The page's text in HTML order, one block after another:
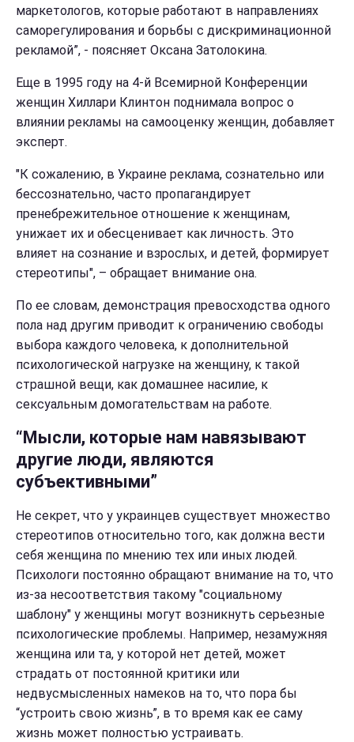
маркетологов, которые работают в направлениях
саморегулирования и борьбы с дискриминационной
рекламой”, - поясняет Оксана Затолокина.
Еще в 1995 году на 4-й Всемирной Конференции
женщин Хиллари Клинтон поднимала вопрос о
влиянии рекламы на самооценку женщин, добавляет
эксперт.
"К сожалению, в Украине реклама, сознательно или
бессознательно, часто пропагандирует
пренебрежительное отношение к женщинам,
унижает их и обесценивает как личность. Это
влияет на сознание и взрослых, и детей, формирует
стереотипы", – обращает внимание она.
По ее словам, демонстрация превосходства одного
пола над другим приводит к ограничению свободы
выбора каждого человека, к дополнительной
психологической нагрузке на женщину, к такой
страшной вещи, как домашнее насилие, к
сексуальным домогательствам на работе.
“Мысли, которые нам навязывают
другие люди, являются
субъективными”
Не секрет, что у украинцев существует множество
стереотипов относительно того, как должна вести
себя женщина по мнению тех или иных людей.
Психологи постоянно обращают внимание на то, что
из-за несоответствия такому "социальному
шаблону" у женщины могут возникнуть серьезные
психологические проблемы. Например, незамужняя
женщина или та, у которой нет детей, может
страдать от постоянной критики или
недвусмысленных намеков на то, что пора бы
“устроить свою жизнь”, в то время как ее саму
жизнь может полностью устраивать.